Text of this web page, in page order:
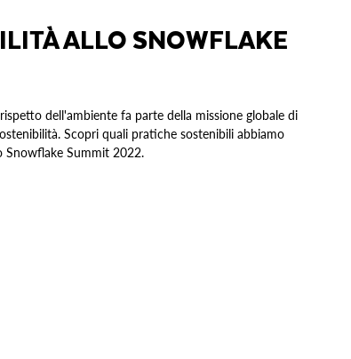
ALLO SNOWFLAKE
dell'ambiente fa parte della missione globale di
Scopri quali pratiche sostenibili abbiamo
Snowflake Summit 2022.